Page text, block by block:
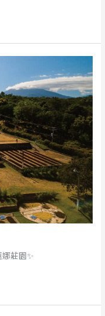
莊園✨